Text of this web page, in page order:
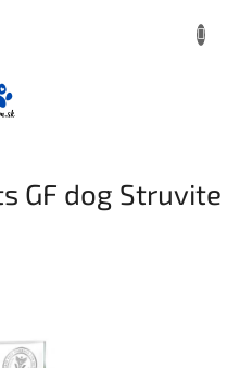
GF dog Struvite